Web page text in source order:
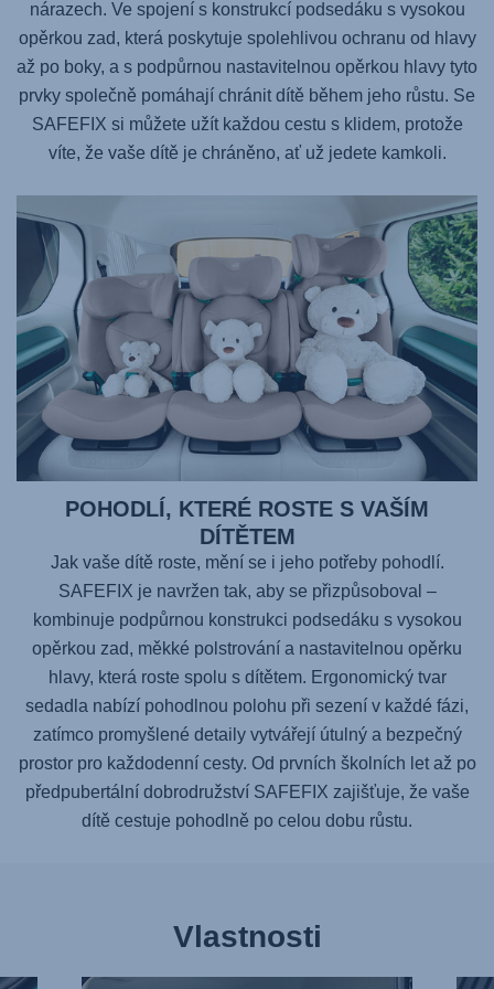
nárazech. Ve spojení s konstrukcí podsedáku s vysokou
opěrkou zad, která poskytuje spolehlivou ochranu od hlavy
až po boky, a s podpůrnou nastavitelnou opěrkou hlavy tyto
prvky společně pomáhají chránit dítě během jeho růstu. Se
SAFEFIX si můžete užít každou cestu s klidem, protože
víte, že vaše dítě je chráněno, ať už jedete kamkoli.
POHODLÍ, KTERÉ ROSTE S VAŠÍM
DÍTĚTEM
Jak vaše dítě roste, mění se i jeho potřeby pohodlí.
SAFEFIX je navržen tak, aby se přizpůsoboval –
kombinuje podpůrnou konstrukci podsedáku s vysokou
opěrkou zad, měkké polstrování a nastavitelnou opěrku
hlavy, která roste spolu s dítětem. Ergonomický tvar
sedadla nabízí pohodlnou polohu při sezení v každé fázi,
zatímco promyšlené detaily vytvářejí útulný a bezpečný
prostor pro každodenní cesty. Od prvních školních let až po
předpubertální dobrodružství SAFEFIX zajišťuje, že vaše
dítě cestuje pohodlně po celou dobu růstu.
Vlastnosti